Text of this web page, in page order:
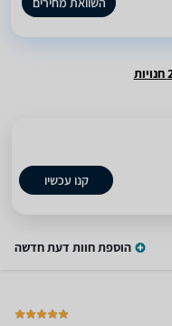
קנו עכשיו
הוספת חוות דעת חדשה